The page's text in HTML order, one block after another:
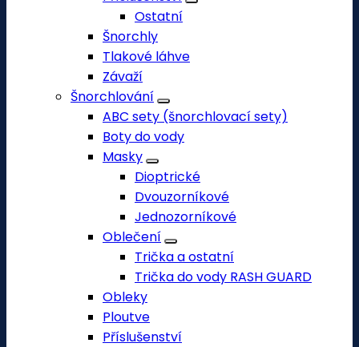
Ostatní
Šnorchly
Tlakové láhve
Závaží
Šnorchlování
ABC sety (šnorchlovací sety)
Boty do vody
Masky
Dioptrické
Dvouzorníkové
Jednozorníkové
Oblečení
Trička a ostatní
Trička do vody RASH GUARD
Obleky
Ploutve
Příslušenství